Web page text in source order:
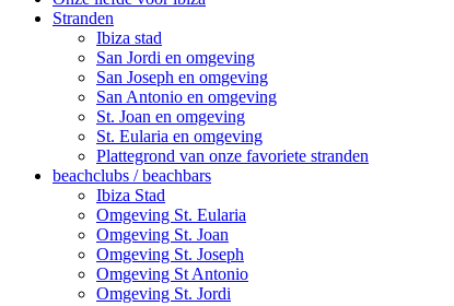
Stranden
Ibiza stad
San Jordi en omgeving
San Joseph en omgeving
San Antonio en omgeving
St. Joan en omgeving
St. Eularia en omgeving
Plattegrond van onze favoriete stranden
beachclubs / beachbars
Ibiza Stad
Omgeving St. Eularia
Omgeving St. Joan
Omgeving St. Joseph
Omgeving St Antonio
Omgeving St. Jordi